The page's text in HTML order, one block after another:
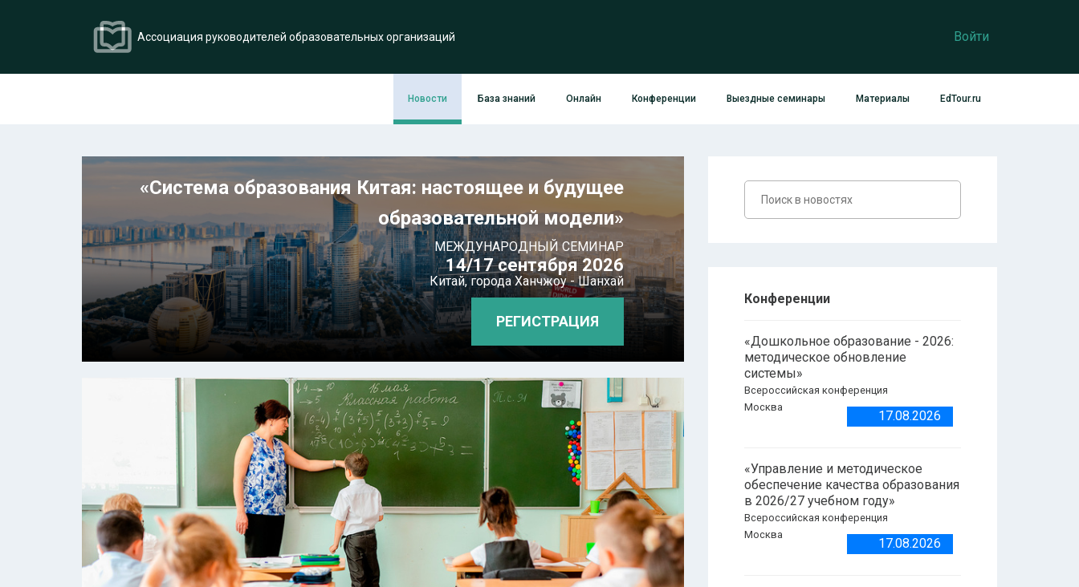
Ассоциация руководителей образовательных организаций Войти
Новости База знаний Онлайн Конференции Выездные семинары Материалы EdTour.ru
«Система образования Китая: настоящее и будущее
образовательной модели»
МЕЖДУНАРОДНЫЙ СЕМИНАР
14/17 сентября 2026
Китай,города Ханчжоу - Шанхай
РЕГИСТРАЦИЯ
Конференции
«Дошкольное образование - 2026:
методическое обновление
системы»
Всероссийская конференция
Москва
17.08.2026
«Управление и методическое
обеспечение качества образования
в 2026/27 учебном году»
Всероссийская конференция
Москва
17.08.2026